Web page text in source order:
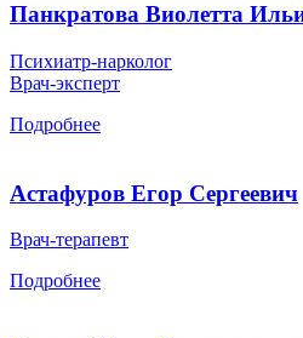
Панкратова Виолетта
Психиатр-нарколог
Врач-эксперт
Подробнее
Астафуров Егор Сергеевич
Врач-терапевт
Подробнее